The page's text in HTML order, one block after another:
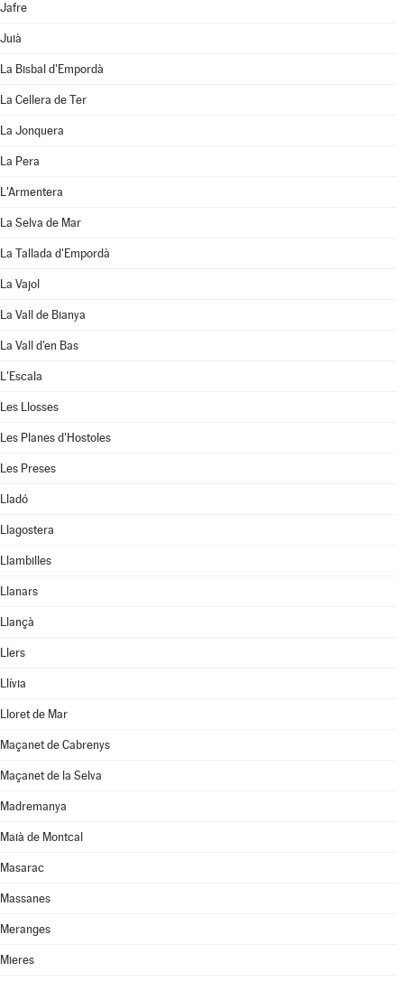
Jafre
Juià
La Bisbal d'Empordà
La Cellera de Ter
La Jonquera
La Pera
L'Armentera
La Selva de Mar
La Tallada d'Empordà
La Vajol
La Vall de Bianya
La Vall d'en Bas
L'Escala
Les Llosses
Les Planes d'Hostoles
Les Preses
Lladó
Llagostera
Llambilles
Llanars
Llançà
Llers
Llívia
Lloret de Mar
Maçanet de Cabrenys
Maçanet de la Selva
Madremanya
Maià de Montcal
Masarac
Massanes
Meranges
Mieres